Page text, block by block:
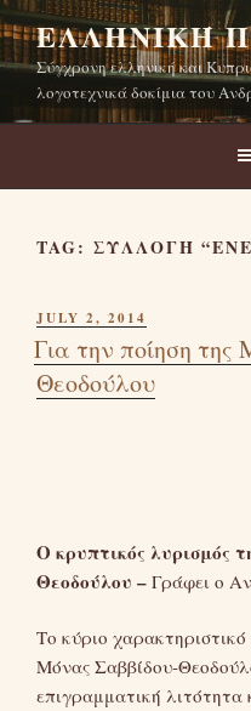
Skip
to
content
ΕΛΛΗΝΙΚΉ
Σύγχρονη ελληνική και
λογοτεχνικά δοκίμια του
TAG: ΣΥΛΛΟΓΉ
POSTED
ON
JULY 2, 2014
Για την ποίηση
Θεοδούλου
Ο κρυπτικός λυρισμός
Θεοδούλου – Γράφει ο
Το κύριο
Μόνας Σαββίδου-
επιγραμματική λιτότητα